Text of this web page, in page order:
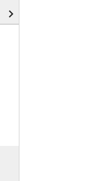
navigate_next